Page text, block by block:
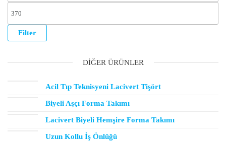
Filter
DIĞER ÜRÜNLER
Acil Tıp Teknisyeni Lacivert Tişört
Biyeli Aşçı Forma Takımı
Lacivert Biyeli Hemşire Forma Takımı
Uzun Kollu İş Önlüğü